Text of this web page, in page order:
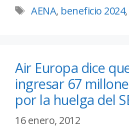
AENA, beneficio 2024,
Air Europa dice
ingresar 67
por la huelga del
16 enero, 2012